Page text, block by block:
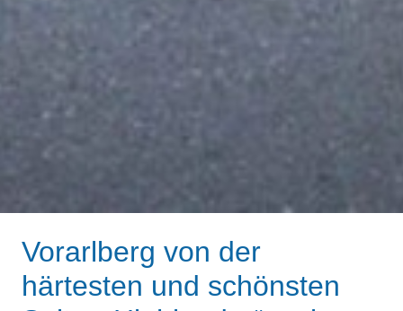
Vorarlberg von der
härtesten und schönsten